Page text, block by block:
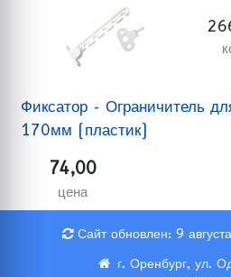
Фиксатор - Ограничитель
170мм (пластик)
74,00
цена
Сайт обновлен: 9
г. Оренбург, ул.